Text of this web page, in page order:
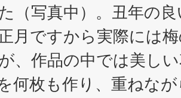
（写真中）。丑年の
月ですから実際には
、作品の中では美し
何枚も作り、重ねな